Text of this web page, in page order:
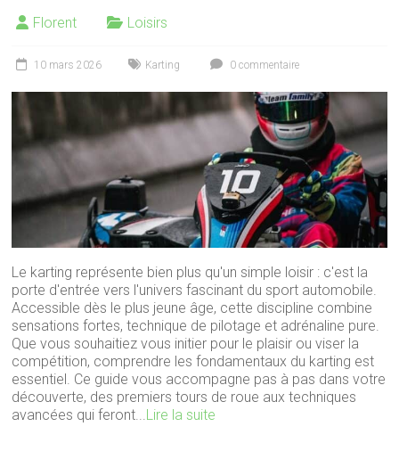
Florent Loisirs
10 mars 2026 Karting 0 commentaire
Le karting représente bien plus qu'un simple loisir : c'est la
porte d'entrée vers l'univers fascinant du sport automobile.
Accessible dès le plus jeune âge, cette discipline combine
sensations fortes, technique de pilotage et adrénaline pure.
Que vous souhaitiez vous initier pour le plaisir ou viser la
compétition, comprendre les fondamentaux du karting est
essentiel. Ce guide vous accompagne pas à pas dans votre
découverte, des premiers tours de roue aux techniques
avancées qui feront...Lire la suite